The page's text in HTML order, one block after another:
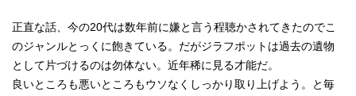
正直な話、今の20代は数年前に嫌と言う程聴かされてきたのでこ
のジャンルとっくに飽きている。だがジラフポットは過去の遺物
として片づけるのは勿体ない。近年稀に見る才能だ。
良いところも悪いところもウソなくしっかり取り上げよう。と毎